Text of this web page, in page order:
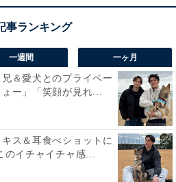
一週間 一ヶ月
＆愛犬とのプライベー
ー」「笑顔が見れ...
ス＆耳食べショットに
のイチャイチャ感...